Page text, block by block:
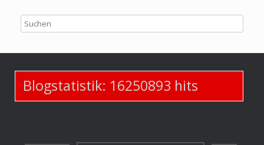
Blogstatistik: 16250893 hits